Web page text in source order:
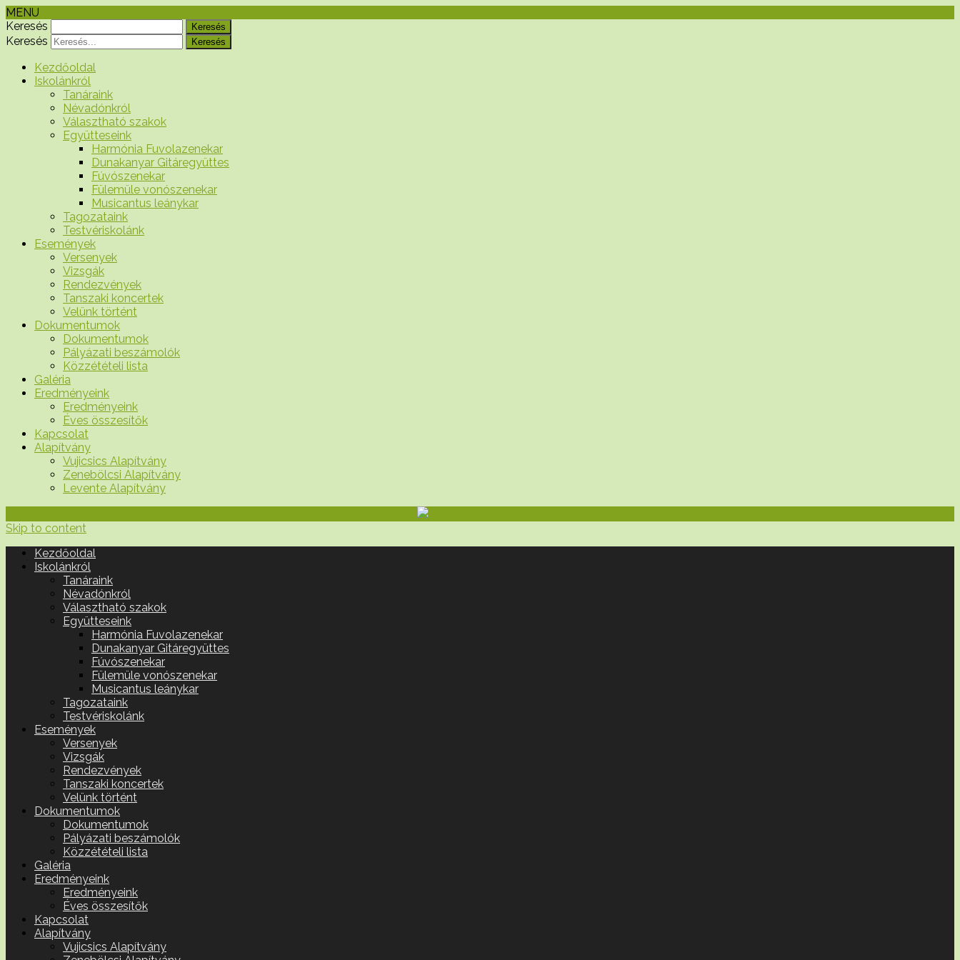
MENU
Keresés
Keresés
Kezdőoldal
Iskolánkról
Tanáraink
Névadónkról
Választható szakok
Együtteseink
Harmónia Fuvolazenekar
Dunakanyar Gitáregyüttes
Fúvószenekar
Fülemüle vonószenekar
Musicantus leánykar
Tagozataink
Testvériskolánk
Események
Versenyek
Vizsgák
Rendezvények
Tanszaki koncertek
Velünk történt
Dokumentumok
Dokumentumok
Pályázati beszámolók
Közzétételi lista
Galéria
Eredményeink
Eredményeink
Éves összesítők
Kapcsolat
Alapítvány
Vujicsics Alapítvány
Zenebölcsi Alapítvány
Levente Alapítvány
Skip to content
Kezdőoldal
Iskolánkról
Tanáraink
Névadónkról
Választható szakok
Együtteseink
Harmónia Fuvolazenekar
Dunakanyar Gitáregyüttes
Fúvószenekar
Fülemüle vonószenekar
Musicantus leánykar
Tagozataink
Testvériskolánk
Események
Versenyek
Vizsgák
Rendezvények
Tanszaki koncertek
Velünk történt
Dokumentumok
Dokumentumok
Pályázati beszámolók
Közzétételi lista
Galéria
Eredményeink
Eredményeink
Éves összesítők
Kapcsolat
Alapítvány
Vujicsics Alapítvány